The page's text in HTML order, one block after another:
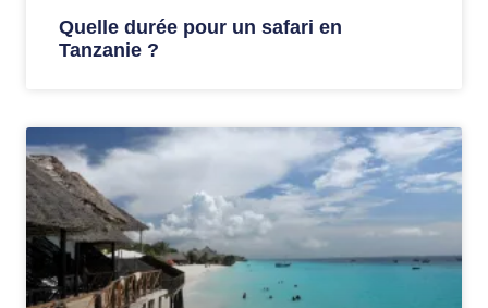
Quelle durée pour un safari en
Tanzanie ?